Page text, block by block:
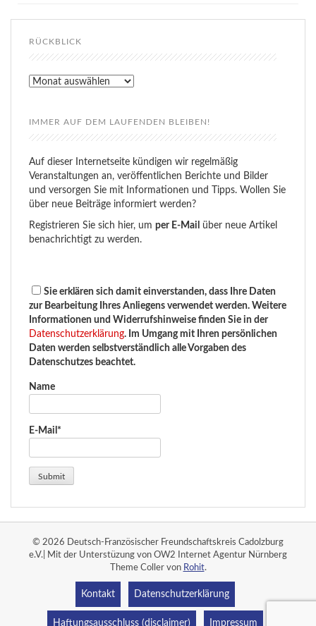
RÜCKBLICK
Rückblick
IMMER AUF DEM LAUFENDEN BLEIBEN!
Auf dieser Internetseite kündigen wir regelmäßig
Veranstaltungen an, veröffentlichen Berichte und Bilder
und versorgen Sie mit Informationen und Tipps. Wollen Sie
über neue Beiträge informiert werden?
Registrieren Sie sich hier, um per E-Mail
über neue Artikel
benachrichtigt zu werden.
Sie erklären sich damit einverstanden, dass Ihre Daten
zur Bearbeitung Ihres Anliegens verwendet werden. Weitere
Informationen und Widerrufshinweise finden Sie in der
Datenschutzerklärung. Im Umgang mit Ihren persönlichen
Daten werden selbstverständlich alle Vorgaben des
Datenschutzes beachtet.
Name
E-Mail*
© 2026 Deutsch-Französischer Freundschaftskreis Cadolzburg
e.V.| Mit der Unterstüzung von OW2 Internet Agentur Nürnberg
Theme Coller von Rohit.
Kontakt Datenschutzerklärung
Haftungsausschluss (disclaimer) Impressum